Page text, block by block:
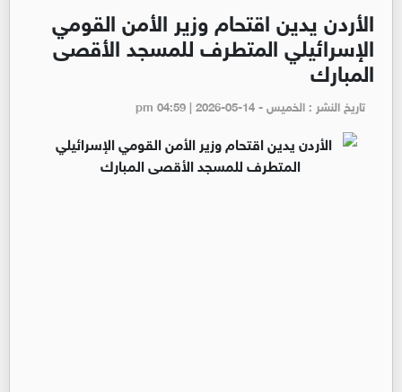
الأردن يدين اقتحام وزير الأمن القومي
الإسرائيلي المتطرف للمسجد الأقصى
المبارك
تاريخ النشر : الخميس - pm 04:59 | 2026-05-14